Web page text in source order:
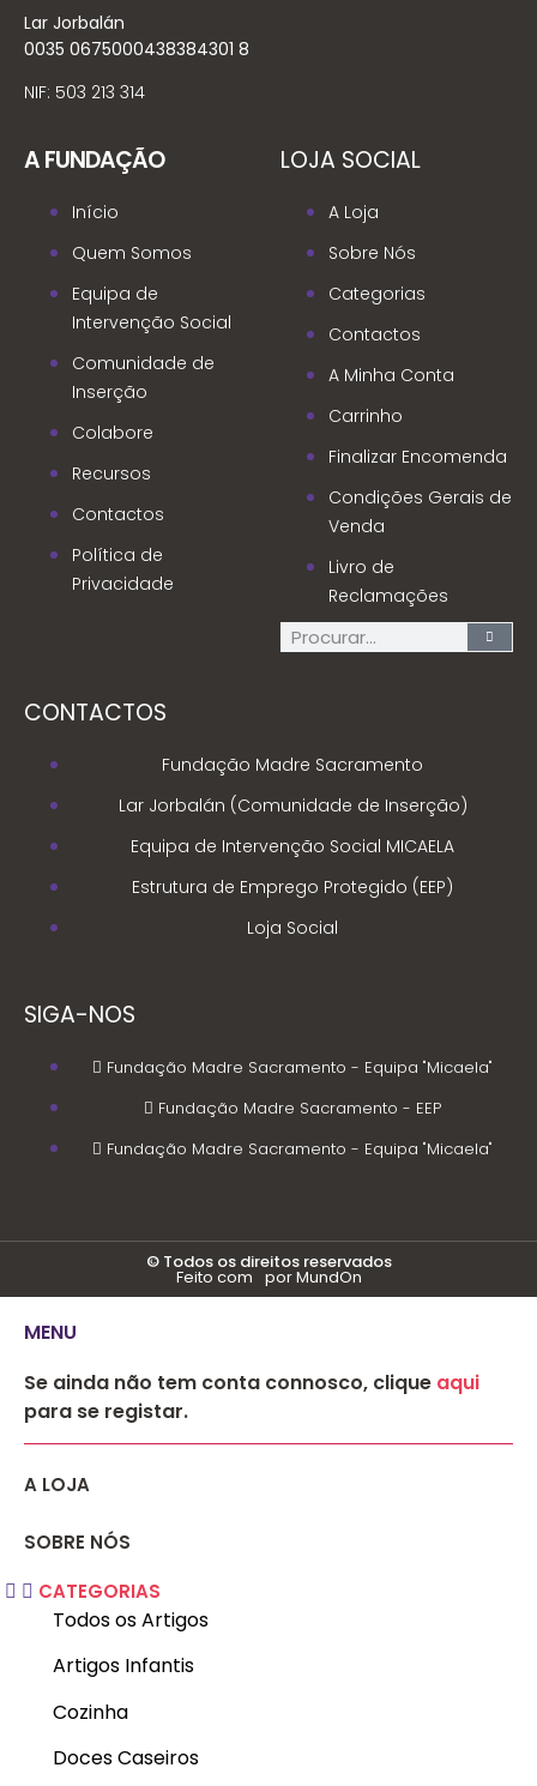
Lar Jorbalán
0035 0675000438384301 8
NIF: 503 213 314
A FUNDAÇÃO
Início
Quem Somos
Equipa de
Intervenção Social
Comunidade de
Inserção
Colabore
Recursos
Contactos
Política de
Privacidade
LOJA SOCIAL
A Loja
Sobre Nós
Categorias
Contactos
A Minha Conta
Carrinho
Finalizar Encomenda
Condições Gerais de
Venda
Livro de
Reclamações
CONTACTOS
Fundação Madre Sacramento
Lar Jorbalán (Comunidade de Inserção)
Equipa de Intervenção Social MICAELA
Estrutura de Emprego Protegido (EEP)
Loja Social
SIGA-NOS
Fundação Madre Sacramento - Equipa "Micaela"
Fundação Madre Sacramento - EEP
Fundação Madre Sacramento - Equipa "Micaela"
© Todos os direitos reservados
Feito com por MundOn
MENU
Se ainda não tem conta connosco, clique aqui
para se registar.
A LOJA
SOBRE NÓS
CATEGORIAS
Todos os Artigos
Artigos Infantis
Cozinha
Doces Caseiros